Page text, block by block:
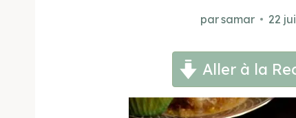
parsamar 22
Aller à la